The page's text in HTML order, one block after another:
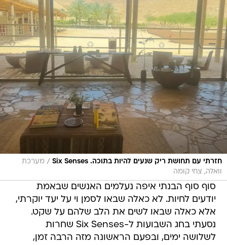
חזרתי עם תחושת ריק שנעים להיות בתוכה. Six Senses / מערכת
וואלה, צחי קומה
סוף סוף הבנתי איפה נעלמים האנשים שבאמת
יודעים לחיות. לא כאלה שבאו לסמן וי על יעד יוקרתי,
אלא כאלה שבאו לשים את הלב שלהם על שקט.
נסעתי בחג השבועות ל-Six Senses שחרות
לשלושה ימים, ובפעם הראשונה מזה הרבה זמן,